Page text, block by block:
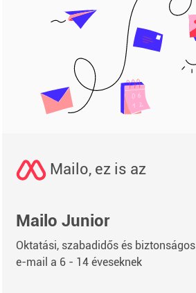
Mailo, ez is az
Mailo Junior
Oktatási, szabadidős és biztonságos
e-mail a 6 - 14 éveseknek